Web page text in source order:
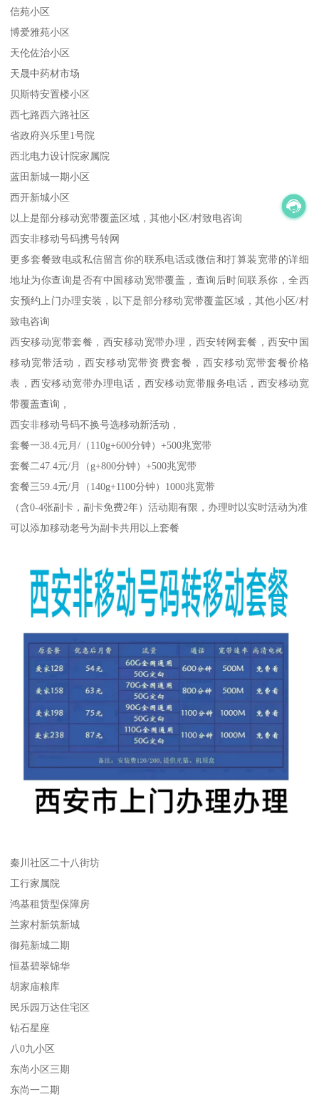
信苑小区
博爱雅苑小区
天伦佐治小区
天晟中药材市场
贝斯特安置楼小区
西七路西六路社区
省政府兴乐里1号院
西北电力设计院家属院
蓝田新城一期小区
西开新城小区
以上是部分移动宽带覆盖区域，其他小区/村致电咨询
西安非移动号码携号转网
更多套餐致电或私信留言你的联系电话或微信和打算装宽带的详细
地址为你查询是否有中国移动宽带覆盖，查询后时间联系你，全西
安预约上门办理安装，以下是部分移动宽带覆盖区域，其他小区/村
致电咨询
西安移动宽带套餐，西安移动宽带办理，西安转网套餐，西安中国
移动宽带活动，西安移动宽带资费套餐，西安移动宽带套餐价格
表，西安移动宽带办理电话，西安移动宽带服务电话，西安移动宽
带覆盖查询，
西安非移动号码不换号选移动新活动，
套餐一38.4元月/（110g+600分钟）+500兆宽带
套餐二47.4元/月（g+800分钟）+500兆宽带
套餐三59.4元/月（140g+1100分钟）1000兆宽带
（含0-4张副卡，副卡免费2年）活动期有限，办理时以实时活动为准
可以添加移动老号为副卡共用以上套餐
秦川社区二十八街坊
工行家属院
鸿基租赁型保障房
兰家村新筑新城
御苑新城二期
恒基碧翠锦华
胡家庙粮库
民乐园万达住宅区
钻石星座
八0九小区
东尚小区三期
东尚一二期